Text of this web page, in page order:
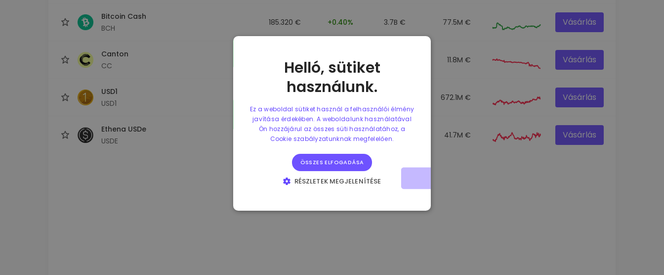
Bitcoin Cash
BCH
185.320 € +0.40% 3.7B € 77.5M € Vásárlás
Canton
CC
-4.40% 11.8M € Vásárlás
USD1
USD1
672.1M € Vásárlás
Ethena USDe
USDE
0.865215 € 0.00% 3.4B € 41.7M € Vásárlás
Helló, sütiket
használunk.
Ez a weboldal sütiket használ a felhasználói élmény
javítása érdekében. A weboldalunk használatával
Ön hozzájárul az összes süti használatához, a
Cookie szabályzatunknak megfelelően.
ÖSSZES ELFOGADÁSA
RÉSZLETEK MEGJELENÍTÉSE